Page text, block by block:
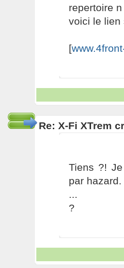
repertoire
voici le lien
[
Re: X-Fi XTrem
Tiens ?!
par hazard.
...
?